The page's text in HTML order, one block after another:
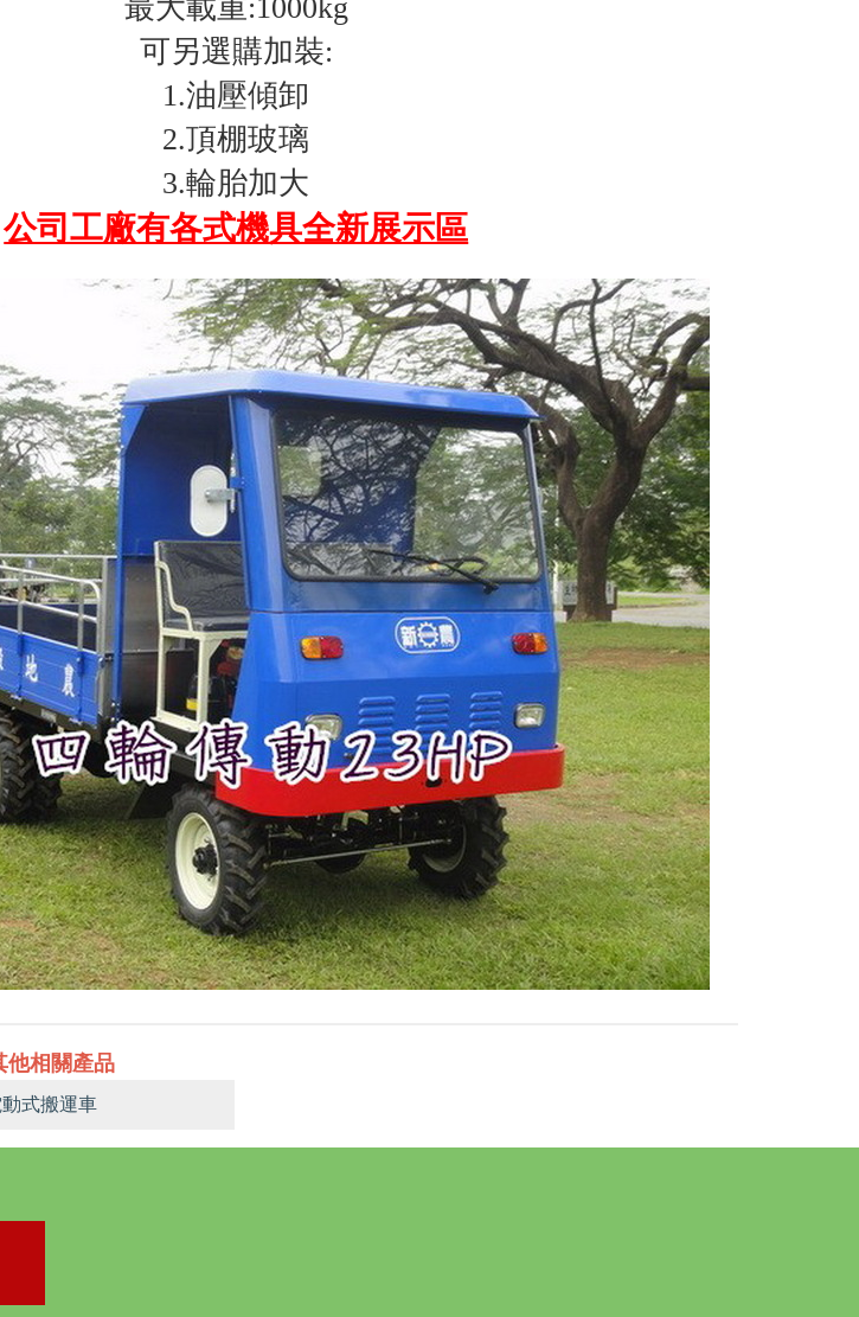
最大載重:1000kg
可另選購加裝:
1.油壓傾卸
2.頂棚玻璃
3.輪胎加大
公司工廠有各式機具全新展示區
他相關產品
動式搬運車